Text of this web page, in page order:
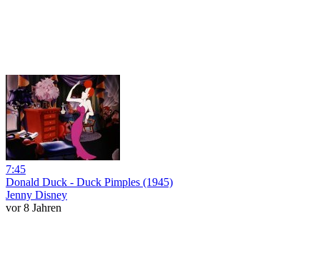
7:45
Donald Duck - Duck Pimples (1945)
Jenny Disney
vor 8 Jahren